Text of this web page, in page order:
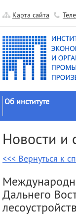
Карта сайта
Об институте
Официальные
История
Научные
Прочие подразделения
Новости и
<<< Вернуться к
Дальнего